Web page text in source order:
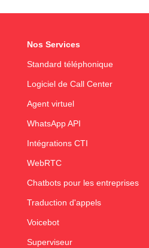
Nos Services
Standard téléphonique
Logiciel de Call Center
Agent virtuel
WhatsApp API
Intégrations CTI
WebRTC
Chatbots pour les entreprises
Traduction d'appels
Voicebot
Superviseur